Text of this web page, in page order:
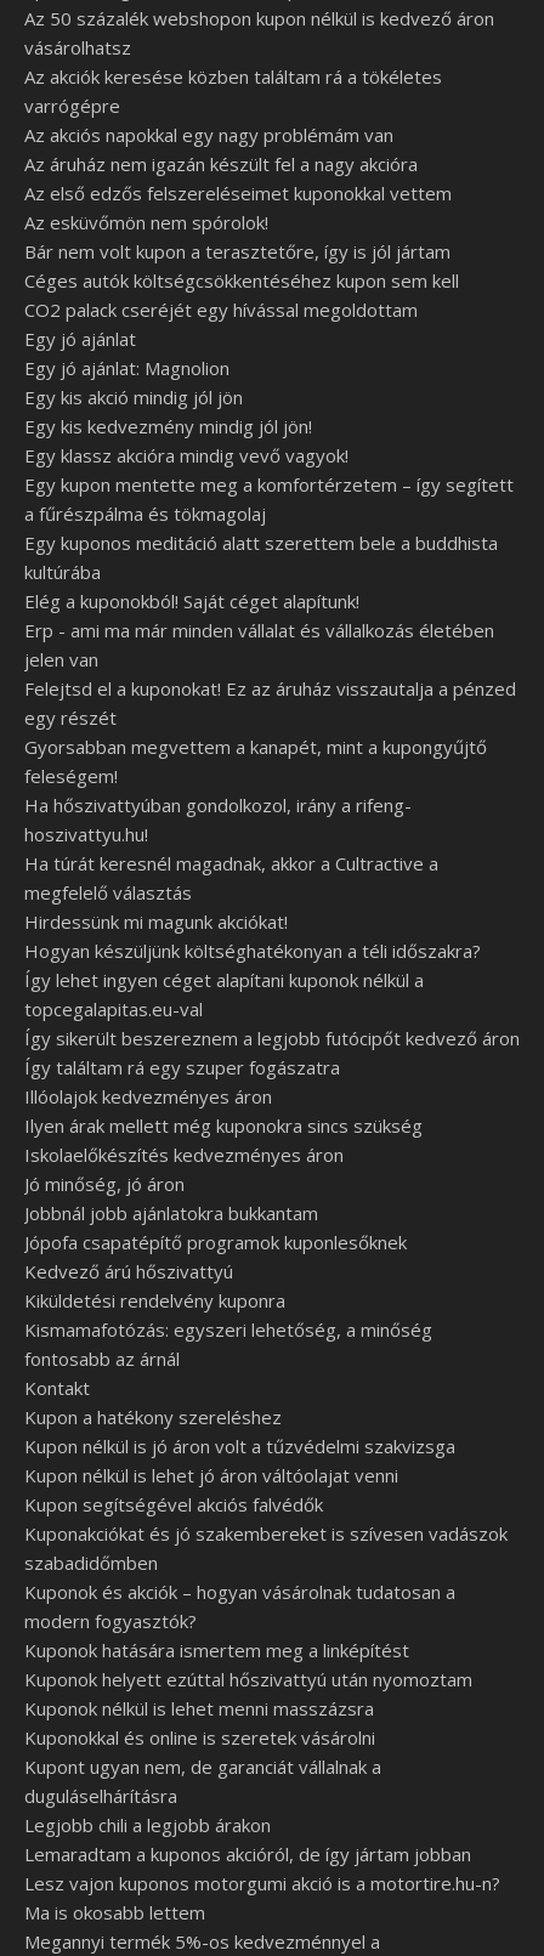
Az 50 százalék webshopon kupon nélkül is kedvező áron
vásárolhatsz
Az akciók keresése közben találtam rá a tökéletes
varrógépre
Az akciós napokkal egy nagy problémám van
Az áruház nem igazán készült fel a nagy akcióra
Az első edzős felszereléseimet kuponokkal vettem
Az esküvőmön nem spórolok!
Bár nem volt kupon a terasztetőre, így is jól jártam
Céges autók költségcsökkentéséhez kupon sem kell
CO2 palack cseréjét egy hívással megoldottam
Egy jó ajánlat
Egy jó ajánlat: Magnolion
Egy kis akció mindig jól jön
Egy kis kedvezmény mindig jól jön!
Egy klassz akcióra mindig vevő vagyok!
Egy kupon mentette meg a komfortérzetem – így segített
a fűrészpálma és tökmagolaj
Egy kuponos meditáció alatt szerettem bele a buddhista
kultúrába
Elég a kuponokból! Saját céget alapítunk!
Erp - ami ma már minden vállalat és vállalkozás életében
jelen van
Felejtsd el a kuponokat! Ez az áruház visszautalja a pénzed
egy részét
Gyorsabban megvettem a kanapét, mint a kupongyűjtő
feleségem!
Ha hőszivattyúban gondolkozol, irány a rifeng-
hoszivattyu.hu!
Ha túrát keresnél magadnak, akkor a Cultractive a
megfelelő választás
Hirdessünk mi magunk akciókat!
Hogyan készüljünk költséghatékonyan a téli időszakra?
Így lehet ingyen céget alapítani kuponok nélkül a
topcegalapitas.eu-val
Így sikerült beszereznem a legjobb futócipőt kedvező áron
Így találtam rá egy szuper fogászatra
Illóolajok kedvezményes áron
Ilyen árak mellett még kuponokra sincs szükség
Iskolaelőkészítés kedvezményes áron
Jó minőség, jó áron
Jobbnál jobb ajánlatokra bukkantam
Jópofa csapatépítő programok kuponlesőknek
Kedvező árú hőszivattyú
Kiküldetési rendelvény kuponra
Kismamafotózás: egyszeri lehetőség, a minőség
fontosabb az árnál
Kontakt
Kupon a hatékony szereléshez
Kupon nélkül is jó áron volt a tűzvédelmi szakvizsga
Kupon nélkül is lehet jó áron váltóolajat venni
Kupon segítségével akciós falvédők
Kuponakciókat és jó szakembereket is szívesen vadászok
szabadidőmben
Kuponok és akciók – hogyan vásárolnak tudatosan a
modern fogyasztók?
Kuponok hatására ismertem meg a linképítést
Kuponok helyett ezúttal hőszivattyú után nyomoztam
Kuponok nélkül is lehet menni masszázsra
Kuponokkal és online is szeretek vásárolni
Kupont ugyan nem, de garanciát vállalnak a
duguláselhárításra
Legjobb chili a legjobb árakon
Lemaradtam a kuponos akcióról, de így jártam jobban
Lesz vajon kuponos motorgumi akció is a motortire.hu-n?
Ma is okosabb lettem
Megannyi termék 5%-os kedvezménnyel a